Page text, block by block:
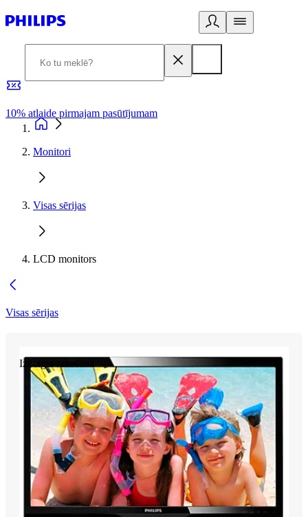
10% atlaide pirmajam pasūtījumam
Monitori
Visas sērijas
LCD monitors
Visas sērijas
Izbeigta ražošana